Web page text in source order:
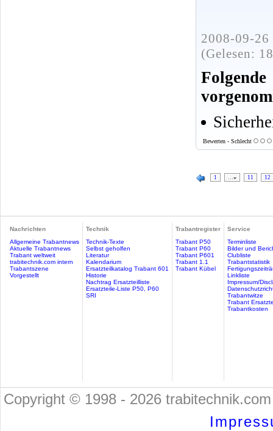
2008-09-
(Gelesen:
Bewerten - Schlecht
1 11 12
Nachrichten
Allgemeine Trabantnews
Aktuelle Trabantnews
Trabant weltweit
trabitechnik.com intern
Trabantszene
Vorgestellt
Technik
Technik-Texte
Selbst geholfen
Literatur
Kalendarium
Ersatzteilkatalog Trabant 601
Historie
Nachtrag Ersatzteilliste
Ersatzteile-Liste P50, P60
SRI
Trabantregister
Trabant P50
Trabant P60
Trabant P601
Trabant 1.1
Trabant Kübel
Service
Terminliste
Bilder und
Clubliste
Trabantstatistik
Linkliste
Impressum/
Trabantwitze
Trabant
Trabantkosten
Copyright © 1998 - 2026